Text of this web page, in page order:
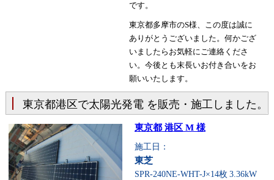
です。
東京都多摩市のS様、この度は誠に
ありがとうございました。何かござ
いましたらお気軽にご連絡くださ
い。今後とも末長いお付き合いをお
願いいたします。
東京都港区で太陽光発電 を販売・施工しました。
東京都 港区 M 様
施工日：
東芝
SPR-240NE-WHT-J×14枚 3.36kW